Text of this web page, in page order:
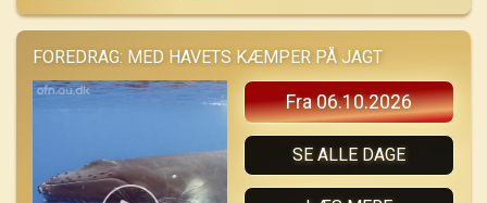
FOREDRAG: MED HAVETS KÆMPER PÅ JAGT
Fra 06.10.2026
SE ALLE DAGE